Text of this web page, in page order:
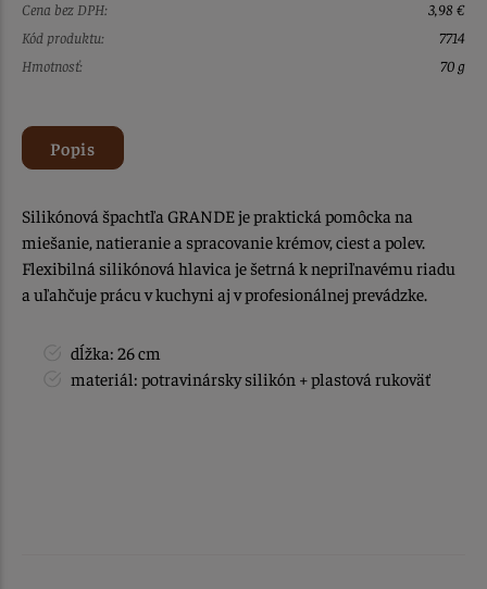
Cena bez DPH:
3,98 €
Kód produktu:
7714
Hmotnosť:
70 g
Popis
Silikónová špachtľa GRANDE je praktická pomôcka na
miešanie, natieranie a spracovanie krémov, ciest a polev.
Flexibilná silikónová hlavica je šetrná k nepriľnavému riadu
a uľahčuje prácu v kuchyni aj v profesionálnej prevádzke.
dĺžka: 26 cm
materiál: potravinársky silikón + plastová rukoväť